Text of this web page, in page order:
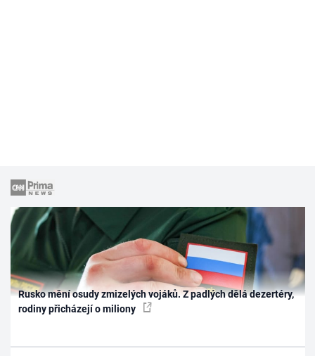
Rusko mění osudy zmizelých vojáků. Z padlých dělá dezertéry,
rodiny přicházejí o miliony